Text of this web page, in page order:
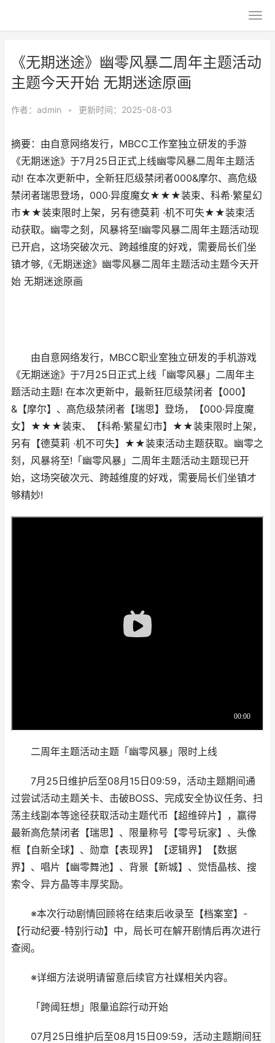
《无期迷途》幽零风暴二周年主题活动
主题今天开始 无期迷途原画
作者： admin • 更新时间：2025-08-03
摘要：由自意网络发行，MBCC工作室独立研发的手游
《无期迷途》于7月25日正式上线幽零风暴二周年主题活
动! 在本次更新中，全新狂厄级禁闭者000&摩尔、高危级
禁闭者瑞思登场，000·异度魔女★★★装束、科希·繁星幻
市★★装束限时上架，另有德莫莉 ·机不可失★★装束活
动获取。幽零之刻，风暴将至!幽零风暴二周年主题活动现
已开启，这场突破次元、跨越维度的好戏，需要局长们坐
镇才够,《无期迷途》幽零风暴二周年主题活动主题今天开
始 无期迷途原画
由自意网络发行，MBCC职业室独立研发的手机游戏
《无期迷途》于7月25日正式上线「幽零风暴」二周年主
题活动主题! 在本次更新中，最新狂厄级禁闭者【000】
&【摩尔】、高危级禁闭者【瑞思】登场，【000·异度魔
女】★★★装束、【科希·繁星幻市】★★装束限时上架，
另有【德莫莉 ·机不可失】★★装束活动主题获取。幽零之
刻，风暴将至!「幽零风暴」二周年主题活动主题现已开
始，这场突破次元、跨越维度的好戏，需要局长们坐镇才
够精妙!
二周年主题活动主题「幽零风暴」限时上线
7月25日维护后至08月15日09:59，活动主题期间通
过尝试活动主题关卡、击破BOSS、完成安全协议任务、扫
荡主线副本等途径获取活动主题代币【超维碎片】，赢得
最新高危禁闭者【瑞思】、限量称号【零号玩家】、头像
框【自新全球】、勋章【表现界】【逻辑界】【数据
界】、唱片【幽零舞池】、背景【新城】、觉悟晶核、搜
索令、异方晶等丰厚奖励。
※本次行动剧情回顾将在结束后收录至【档案室】-
【行动纪要-特别行动】中，局长可在解开剧情后再次进行
查阅。
※详细方法说明请留意后续官方社媒相关内容。
「跨阈狂想」限量追踪行动开始
07月25日维护后至08月15日09:59，活动主题期间狂